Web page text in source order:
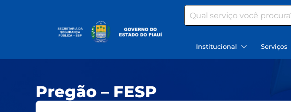
Search
Institucional Serviços
Pregão – FESP